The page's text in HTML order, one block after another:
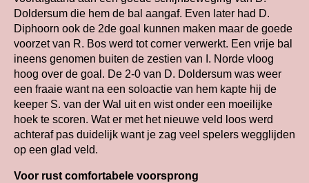
Doldersum die hem de bal aangaf. Even later had D.
Diphoorn ook de 2de goal kunnen maken maar de goede
voorzet van R. Bos werd tot corner verwerkt. Een vrije bal
ineens genomen buiten de zestien van I. Norde vloog
hoog over de goal. De 2-0 van D. Doldersum was weer
een fraaie want na een soloactie van hem kapte hij de
keeper S. van der Wal uit en wist onder een moeilijke
hoek te scoren. Wat er met het nieuwe veld loos werd
achteraf pas duidelijk want je zag veel spelers wegglijden
op een glad veld.
Voor rust comfortabele voorsprong